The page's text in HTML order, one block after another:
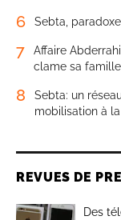
6 Sebta,
7
Affaire
clame sa
8
Sebta: un
mobilisation à
REVUES DE
Des